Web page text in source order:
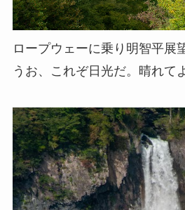
ロープウェーに乗り明智平展
うお、これぞ日光だ。晴れて